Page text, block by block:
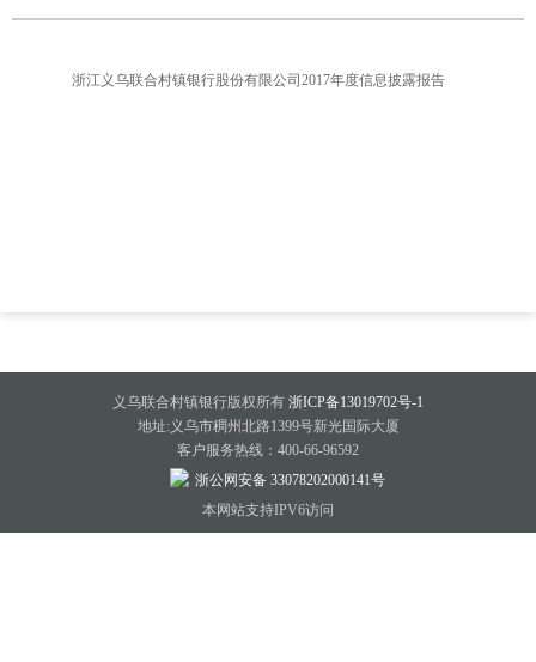
浙江义乌联合村镇银行股份有限公司2017年度信息披露报告
义乌联合村镇银行版权所有 浙ICP备13019702号-1
地址:义乌市稠州北路1399号新光国际大厦
客户服务热线：400-66-96592
浙公网安备 33078202000141号
本网站支持IPV6访问